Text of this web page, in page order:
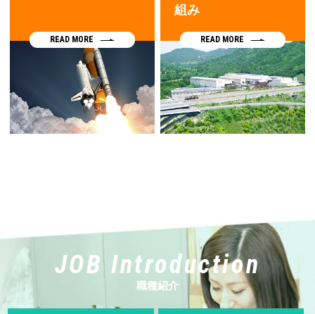
READ MORE
組み
READ MORE
JOB Introduction
職種紹介